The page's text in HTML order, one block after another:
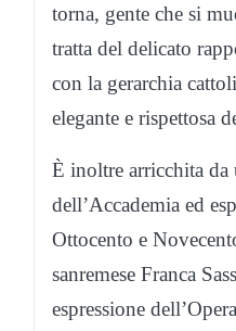
torna, gente che si
tratta del delicato
con la gerarchia
elegante e rispettosa
È inoltre arricchita
dell’Accademia ed
Ottocento e
sanremese Franca
espressione